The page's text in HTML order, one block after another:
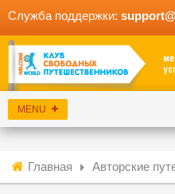
Служба поддержки:
Главная Авторские